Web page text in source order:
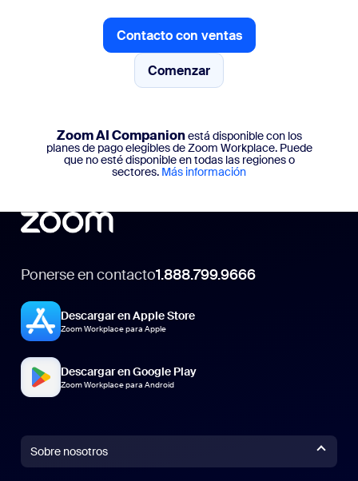
Contacto con ventas
Contacto con ventas
Comenzar
Comenzar
Zoom AI Companionestá disponible con los
planes de pago elegibles de Zoom Workplace. Puede
que no esté disponible en todas las regiones o
sectores. Más información
Ponerse en contacto1.888.799.9666
Descargar en Apple Store
Zoom Workplace para Apple
Descargar en Google Play
Zoom Workplace para Android
Sobre nosotros